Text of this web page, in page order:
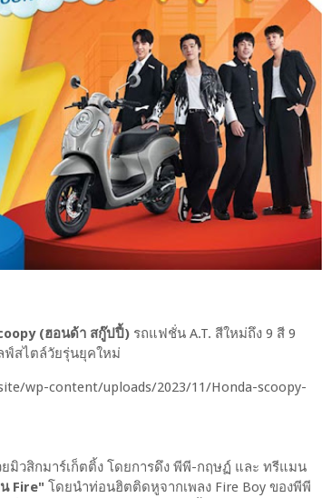
(ฮอนด้า สกู๊ปปี้) รถแฟชั่น A.T. สีใหม่ถึง 9 สี 9
ฟ์สไตล์วัยรุ่นยุคใหม่
มิวสิกมาร์เก็ตติ้ง โดยการดึง พีพี-กฤษฏ์ และ ทรีแมน
Fire" โดยนำท่อนฮิตติดหูจากเพลง Fire Boy ของพีพี